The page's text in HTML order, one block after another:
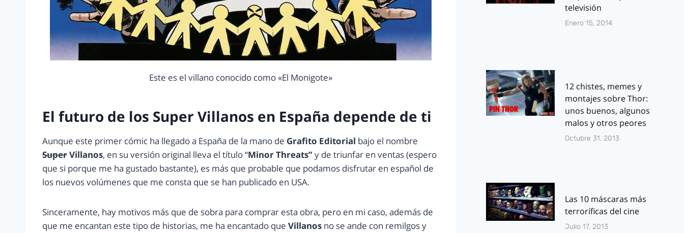
Este es el villano conocido como «El Monigote»
El futuro de los Super Villanos en España depende de ti
Aunque este primer cómic ha llegado a España de la mano de Grafito Editorial bajo el nombre
SuperVillanos, en su versión original lleva el título “Minor Threats”y de triunfar en ventas (espero
que si porque me ha gustado bastante), es más que probable que podamos disfrutar en español de
los nuevos volúmenes que me consta que se han publicado en USA.
Sinceramente, hay motivos más que de sobra para comprar esta obra, pero en mi caso, además de
que me encantan este tipo de historias, me ha encantado que Villanos no se ande con remilgos y
televisión
Enero 15, 2014
12 chistes, memes y
montajes sobre Thor:
unos buenos, algunos
malos y otros peores
Octubre 31, 2013
Las 10 máscaras más
terroríficas del cine
Julio 17, 2013